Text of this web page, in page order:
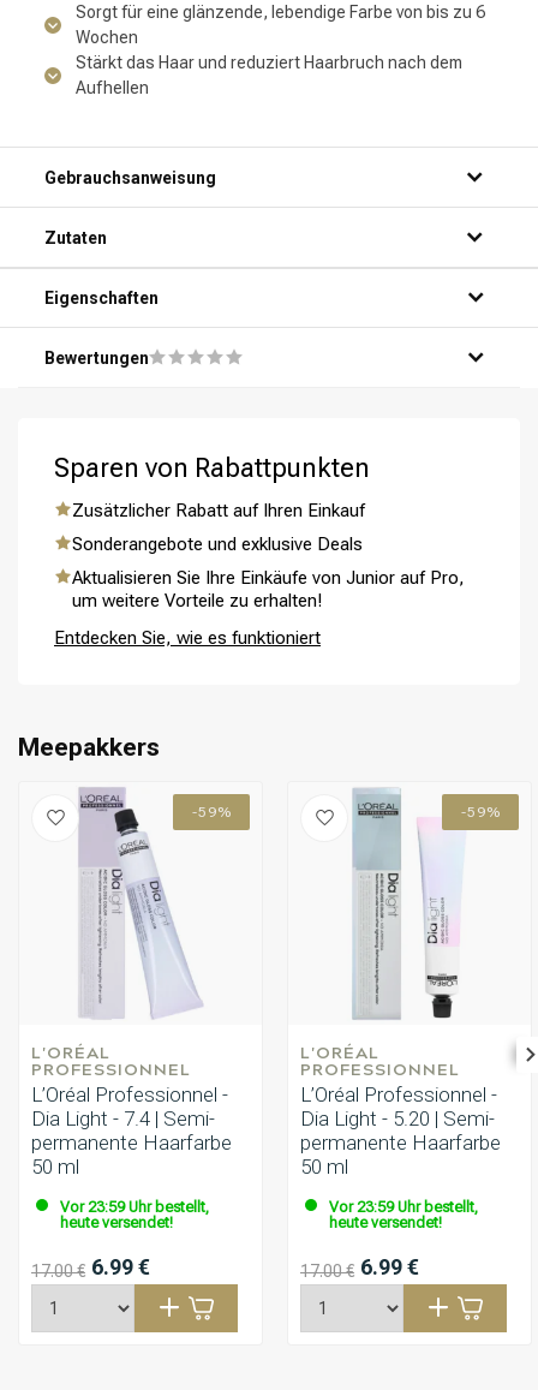
Umformung
Sorgt für eine glänzende, lebendige Farbe von bis zu 6
Wochen
Stärkt das Haar und reduziert Haarbruch nach dem
Aufhellen
Gebrauchsanweisung
Zutaten
Eigenschaften
Bewertungen
Sparen von Rabattpunkten
Zusätzlicher Rabatt auf Ihren Einkauf
Sonderangebote und exklusive Deals
Aktualisieren Sie Ihre Einkäufe von Junior auf Pro,
um weitere Vorteile zu erhalten!
Entdecken Sie, wie es funktioniert
Meepakkers
-59%
L'ORÉAL
PROFESSIONNEL
L’Oréal Professionnel -
Dia Light - 7.4 | Semi-
permanente Haarfarbe
50 ml
Vor 23:59 Uhr bestellt,
heute versendet!
17.00 € 6.99 €
-59%
L'ORÉAL
PROFESSIONNEL
L’Oréal Professionnel -
Dia Light - 5.20 | Semi-
permanente Haarfarbe
50 ml
Vor 23:59 Uhr bestellt,
heute versendet!
17.00 € 6.99 €